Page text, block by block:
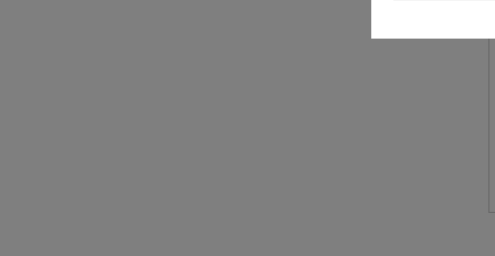
USA
Garantien
hierauf.
Zugriff
zur